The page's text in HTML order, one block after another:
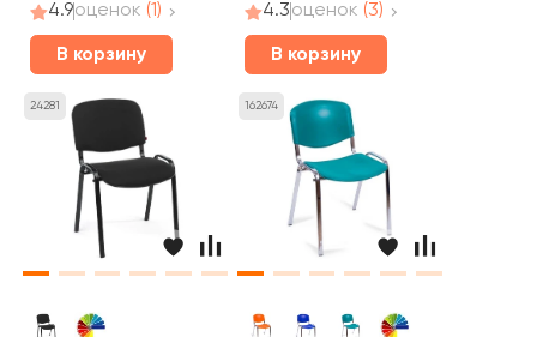
4.9оценок (1)
В корзину
4.3оценок (3)
В корзину
24281 162674